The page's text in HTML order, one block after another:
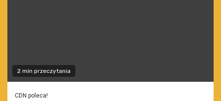
2 min przeczytania
CDN poleca!